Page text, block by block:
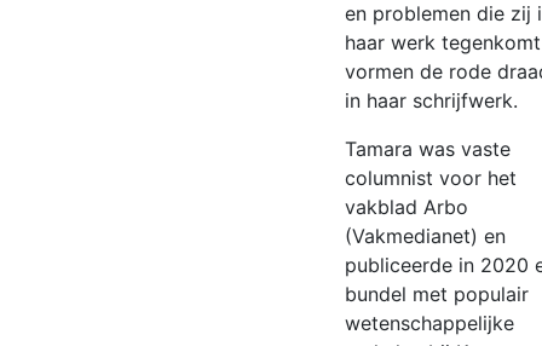
en problemen die zij
haar werk
vormen de rode
in haar schrijfwerk.
Tamara was vaste
columnist voor het
vakblad Arbo
(Vakmedianet) en
publiceerde in 2020
bundel met populair
wetenschappelijke